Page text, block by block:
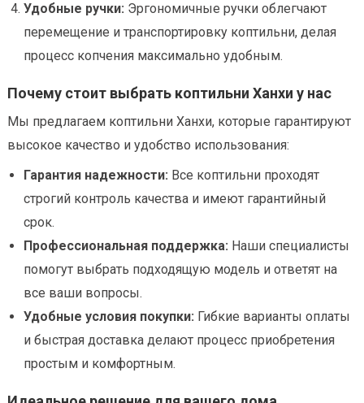
Удобные ручки: Эргономичные ручки облегчают
перемещение и транспортировку коптильни, делая
процесс копчения максимально удобным.
Почему стоит выбрать коптильни Ханхи у нас
Мы предлагаем коптильни Ханхи, которые гарантируют
высокое качество и удобство использования:
Гарантия надежности: Все коптильни проходят
строгий контроль качества и имеют гарантийный
срок.
Профессиональная поддержка: Наши специалисты
помогут выбрать подходящую модель и ответят на
все ваши вопросы.
Удобные условия покупки: Гибкие варианты оплаты
и быстрая доставка делают процесс приобретения
простым и комфортным.